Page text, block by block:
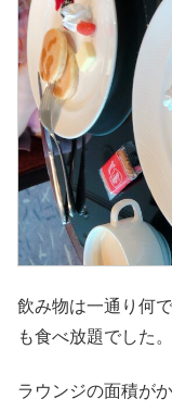
飲み物は一通り何
も食べ放題でした。
ラウンジの面積が